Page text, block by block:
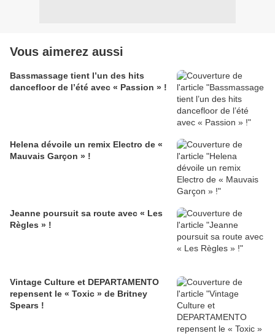
Vous aimerez aussi
Bassmassage tient l’un des hits
dancefloor de l’été avec « Passion » !
Helena dévoile un remix Electro de «
Mauvais Garçon » !
Jeanne poursuit sa route avec « Les
Règles » !
Vintage Culture et DEPARTAMENTO
repensent le « Toxic » de Britney
Spears !